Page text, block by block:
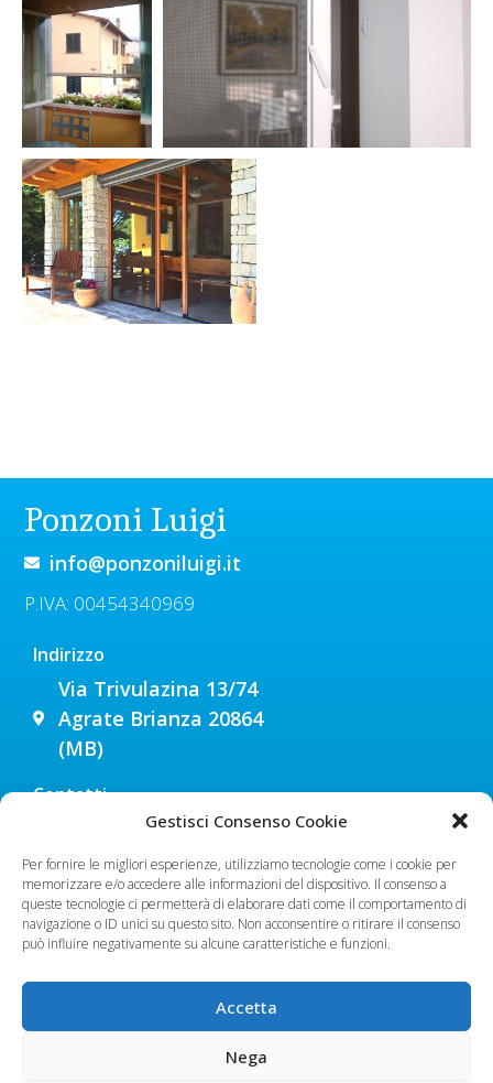
Gestisci Consenso Cookie
Per fornire le migliori esperienze, utilizziamo tecnologie come i cookie per
memorizzare e/o accedere alle informazioni del dispositivo. Il consenso a
queste tecnologie ci permetterà di elaborare dati come il comportamento di
navigazione o ID unici su questo sito. Non acconsentire o ritirare il consenso
può influire negativamente su alcune caratteristiche e funzioni.
Accetta
Nega
Ponzoni Luigi
info@ponzoniluigi.it
P.IVA: 00454340969
Indirizzo
Via Trivulazina 13/74
Agrate Brianza 20864
(MB)
Contatti
039 653670
348 9009180
340 1882099
Orari
: su appuntamento
Domenica: CHIUSI